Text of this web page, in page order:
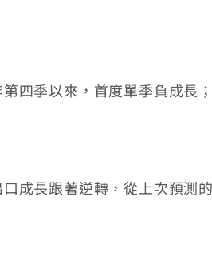
季以來，首度單季負成長
成長跟著逆轉，從上次預測